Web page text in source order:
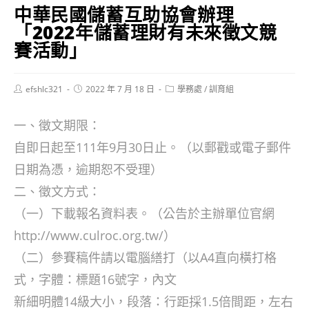
中華民國儲蓄互助協會辦理
「2022年儲蓄理財有未來徵文競
賽活動」
Postefshlc321
Post2022 年 7 月 18 日
Post學務處 /訓育組
一、徵文期限：
自即日起至111年9月30日止。（以郵戳或電子郵件
日期為憑，逾期恕不受理）
二、徵文方式：
（一）下載報名資料表。（公告於主辦單位官網
http://www.culroc.org.tw/）
（二）參賽稿件請以電腦繕打（以A4直向橫打格
式，字體：標題16號字，內文
新細明體14級大小，段落：行距採1.5倍間距，左右